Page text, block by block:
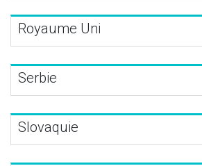
Royaume Uni
Serbie
Slovaquie